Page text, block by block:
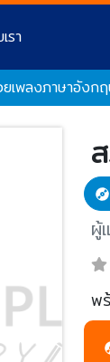
รา
เพลงภาษาอังก
ผู้
พ